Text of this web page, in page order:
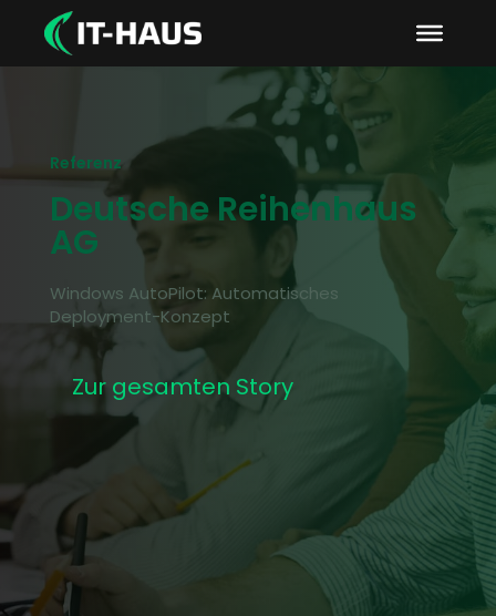
Referenz
Deutsche Reihenhaus
AG
Windows AutoPilot: Automatisches
Deployment-Konzept
Zur gesamten Story